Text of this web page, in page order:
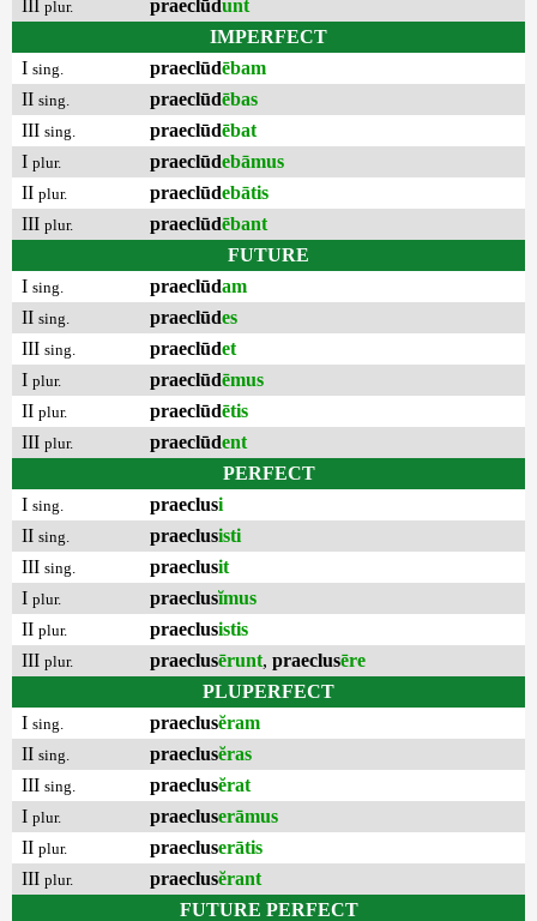
III plur. praeclūdunt
IMPERFECT
I sing. praeclūdēbam
II sing. praeclūdēbas
III sing. praeclūdēbat
I plur. praeclūdebāmus
II plur. praeclūdebātis
III plur. praeclūdēbant
FUTURE
I sing. praeclūdam
II sing. praeclūdes
III sing. praeclūdet
I plur. praeclūdēmus
II plur. praeclūdētis
III plur. praeclūdent
PERFECT
I sing. praeclusi
II sing. praeclusisti
III sing. praeclusit
I plur. praeclusĭmus
II plur. praeclusistis
III plur. praeclusērunt, praeclusēre
PLUPERFECT
I sing. praeclusĕram
II sing. praeclusĕras
III sing. praeclusĕrat
I plur. praecluserāmus
II plur. praecluserātis
III plur. praeclusĕrant
FUTURE PERFECT